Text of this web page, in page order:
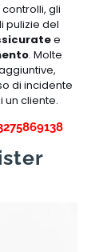
gli
pulizie del
e
. Molte
di incidente
un cliente.